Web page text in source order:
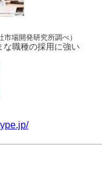
市場開発研究所調べ）
な職種の採用に強い